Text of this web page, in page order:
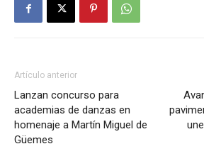
Artículo anterior
Lanzan concurso para
academias de danzas en
homenaje a Martín Miguel de
Güemes